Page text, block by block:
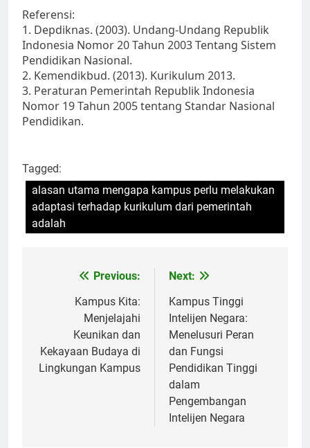
Referensi:
1. Depdiknas. (2003). Undang-Undang Republik
Indonesia Nomor 20 Tahun 2003 Tentang Sistem
Pendidikan Nasional.
2. Kemendikbud. (2013). Kurikulum 2013.
3. Peraturan Pemerintah Republik Indonesia
Nomor 19 Tahun 2005 tentang Standar Nasional
Pendidikan.
Tagged:
alasan utama mengapa kampus perlu melakukan
adaptasi terhadap kurikulum dari pemerintah
adalah
navigation
Previous:
Kampus Kita:
Menjelajahi
Keunikan dan
Kekayaan Budaya di
Lingkungan Kampus
Next:
Kampus Tinggi
Intelijen Negara:
Menelusuri Peran
dan Fungsi
Pendidikan Tinggi
dalam
Pengembangan
Intelijen Negara